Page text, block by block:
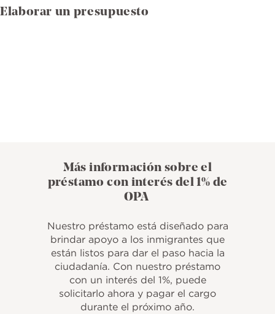
Elaborar un presupuesto
Más información sobre el
préstamo con interés del 1% de
OPA
Nuestro préstamo está diseñado para
brindar apoyo a los inmigrantes que
están listos para dar el paso hacia la
ciudadanía. Con nuestro préstamo
con un interés del 1%, puede
solicitarlo ahora y pagar el cargo
durante el próximo año.